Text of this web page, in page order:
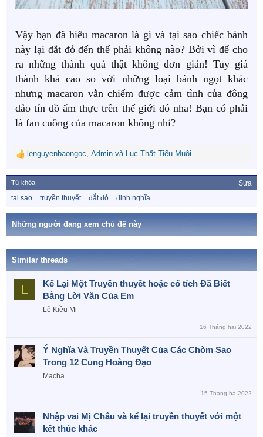
Vậy bạn đã hiểu macaron là gì và tại sao chiếc bánh
này lại đắt đỏ đến thế phải không nào? Bởi vì để cho
ra những thành quả thật không đơn giản! Tuy giá
thành khá cao so với những loại bánh ngọt khác
nhưng macaron vẫn chiếm được cảm tình của đông
đảo tín đồ ẩm thực trên thế giới đó nha! Bạn có phải
là fan cuồng của macaron không nhỉ?
R
e
a
c
t
o
s
lenguyenbaongoc Admin và Lục Thất Tiểu Muội
Từ khóa: Sửa
ừ
k
tại sao truyền thuyết đắt đỏ định nghĩa
Những người đang xem chủ đề này
Similar threads
L
Kể Lại Một Truyền thuyết hoặc cổ tích Đã Biết
Bằng Lời Văn Của Em
Lê Kiều Mi
16 Tháng hai 2022
Ý Nghĩa Và Truyền Thuyết Của Các Chòm Sao
Trong 12 Cung Hoàng Đạo
Macha
15 Tháng ba 2022
Nhập vai Mị Châu và kể lại truyền thuyết với một
kết thúc khác